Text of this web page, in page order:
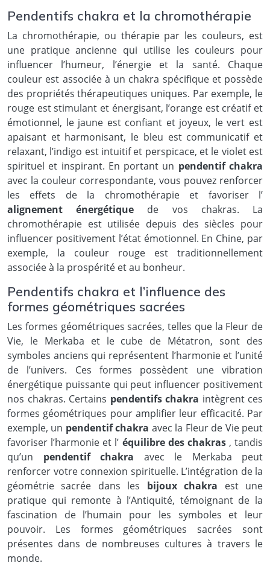
Pendentifs chakra et la chromothérapie
La chromothérapie, ou thérapie par les couleurs, est
une pratique ancienne qui utilise les couleurs pour
influencer l’humeur, l’énergie et la santé. Chaque
couleur est associée à un chakra spécifique et possède
des propriétés thérapeutiques uniques. Par exemple, le
rouge est stimulant et énergisant, l’orange est créatif et
émotionnel, le jaune est confiant et joyeux, le vert est
apaisant et harmonisant, le bleu est communicatif et
relaxant, l’indigo est intuitif et perspicace, et le violet est
spirituel et inspirant. En portant un pendentif chakra
avec la couleur correspondante, vous pouvez renforcer
les effets de la chromothérapie et favoriser l’
alignement énergétique de vos chakras. La
chromothérapie est utilisée depuis des siècles pour
influencer positivement l’état émotionnel. En Chine, par
exemple, la couleur rouge est traditionnellement
associée à la prospérité et au bonheur.
Pendentifs chakra et l’influence des
formes géométriques sacrées
Les formes géométriques sacrées, telles que la Fleur de
Vie, le Merkaba et le cube de Métatron, sont des
symboles anciens qui représentent l’harmonie et l’unité
de l’univers. Ces formes possèdent une vibration
énergétique puissante qui peut influencer positivement
nos chakras. Certains pendentifs chakra intègrent ces
formes géométriques pour amplifier leur efficacité. Par
exemple, un pendentif chakra avec la Fleur de Vie peut
favoriser l’harmonie et l’ équilibre des chakras , tandis
qu’un pendentif chakra avec le Merkaba peut
renforcer votre connexion spirituelle. L’intégration de la
géométrie sacrée dans les bijoux chakra est une
pratique qui remonte à l’Antiquité, témoignant de la
fascination de l’humain pour les symboles et leur
pouvoir. Les formes géométriques sacrées sont
présentes dans de nombreuses cultures à travers le
monde.